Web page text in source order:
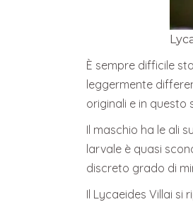
È sempre difficile
leggermente
originali e in questo
Il maschio ha le ali
larvale è quasi
discreto grado di
Il Lycaeides Villai si